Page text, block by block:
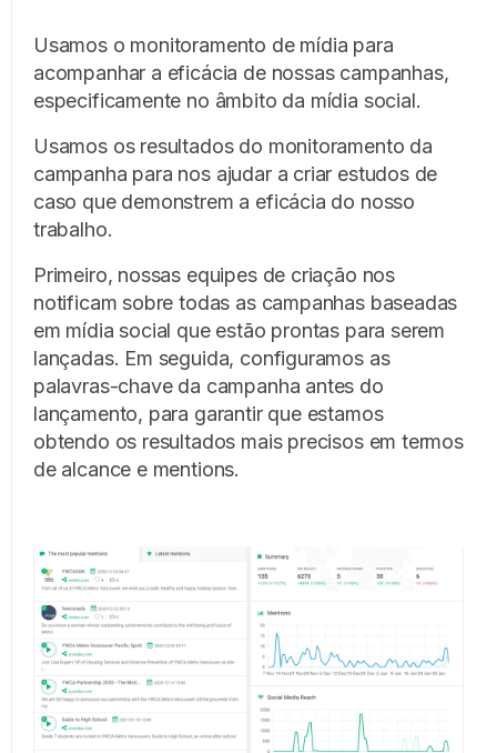
Usamos o monitoramento de mídia para
acompanhar a eficácia de nossas campanhas,
especificamente no âmbito da mídia social.
Usamos os resultados do monitoramento da
campanha para nos ajudar a criar estudos de
caso que demonstrem a eficácia do nosso
trabalho.
Primeiro, nossas equipes de criação nos
notificam sobre todas as campanhas baseadas
em mídia social que estão prontas para serem
lançadas. Em seguida, configuramos as
palavras-chave da campanha antes do
lançamento, para garantir que estamos
obtendo os resultados mais precisos em termos
de alcance e mentions.